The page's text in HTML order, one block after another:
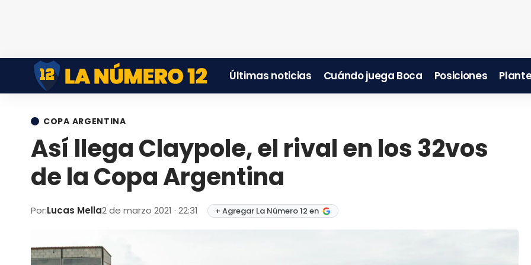
Últimas noticias Cuándo juega Boca Posiciones
COPA ARGENTINA
Así llega Claypole, el rival en los 32vos
de la Copa Argentina
Por:Lucas Mella2 de marzo 2021 · 22:31 + Agregar La Número 12 en